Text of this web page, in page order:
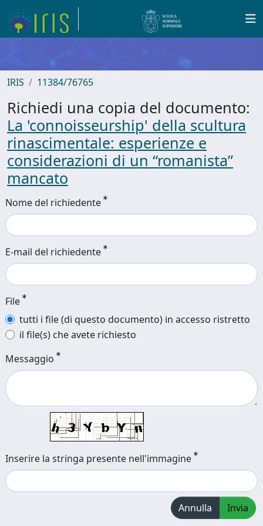
IRIS 11384/76765
Richiedi una copia del documento:
La 'connoisseurship' della scultura
rinascimentale: esperienze e
considerazioni di un “romanista”
mancato
Nome del richiedente
E-mail del richiedente
File
tutti i file (di questo documento) in accesso ristretto
il file(s) che avete richiesto
Messaggio
Inserire la stringa presente nell'immagine
Annulla Invia